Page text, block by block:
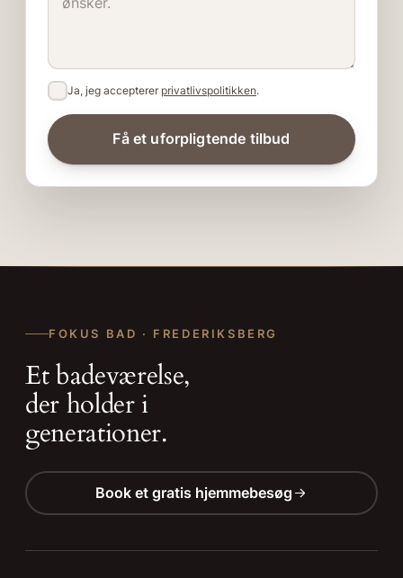
Ja, jeg accepterer privatlivspolitikken.
FOKUS BAD · FREDERIKSBERG
Et badeværelse,
der holder i
generationer.
Book et gratis hjemmebesøg